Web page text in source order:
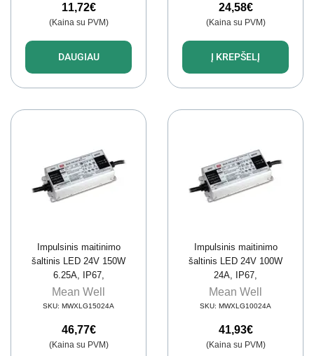
11,72€
(Kaina su PVM)
DAUGIAU
24,58€
(Kaina su PVM)
Į KREPŠELĮ
Impulsinis maitinimo
šaltinis LED 24V 150W
6.25A, IP67,
dimeriuojamas, MEAN
WELL, XLG-150-24-A
Mean Well
SKU: MWXLG15024A
46,77€
(Kaina su PVM)
Impulsinis maitinimo
šaltinis LED 24V 100W
24A, IP67,
dimeriuojamas, MEAN
WELL, XLG-100-24-A
Mean Well
SKU: MWXLG10024A
41,93€
(Kaina su PVM)